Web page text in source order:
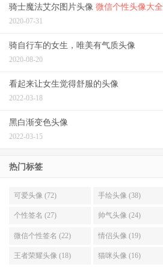
骑士魔法艾尔图片头像 微信个性头像大全
2020-07-31
骑自行车的女生，唯美有气质头像
2020-08-20
看起来让女生觉得舒服的头像
2022-03-18
黑白渐变色头像
2022-03-15
热门标签
可爱头像 (72) 手绘头像 (38)
个性签名 (27) 帅气头像 (24)
微信个性签名 (22) 情侣头像 (19)
王者荣耀头像 (18) 猫咪头像 (16)